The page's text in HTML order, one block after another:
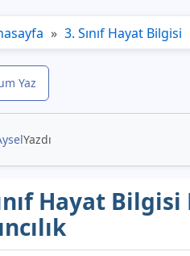
» 3. Sınıf Hayat Bilgisi
Yaz
Yazdı
Hayat